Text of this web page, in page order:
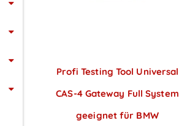
Profi Testing Tool Universal
CAS-4 Gateway Full System
geeignet für BMW